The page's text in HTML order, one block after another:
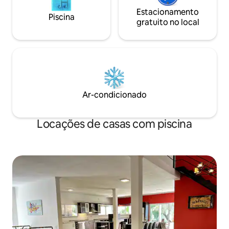
Piscina
Estacionamento
gratuito no local
Ar-condicionado
Locações de casas com piscina